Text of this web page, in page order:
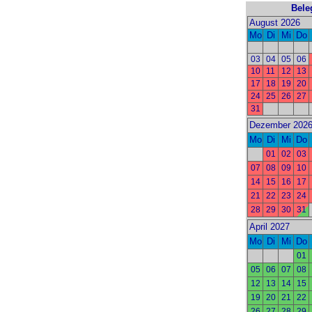
August 2026
Mo
Di Mi Do
03 04 05 06
10
11 12 13
17
18 19 20
24
25 26 27
31
Dezember
Mo
Di Mi Do
01 02 03
07
08 09
10
14
15 16 17
21
22 23 24
28
29 30 31
April 2027
Mo
Di Mi Do
01
05
06 07 08
12
13 14 15
19
20 21 22